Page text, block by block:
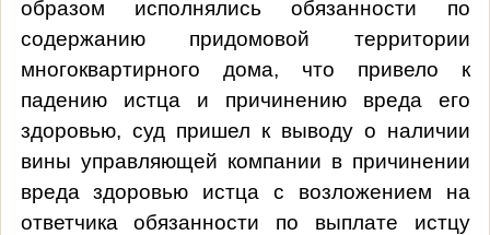
образом исполнялись обязанности по
содержанию придомовой территории
многоквартирного дома, что привело к
падению истца и причинению вреда его
здоровью, суд пришел к выводу о наличии
вины управляющей компании в причинении
вреда здоровью истца с возложением на
ответчика обязанности по выплате истцу